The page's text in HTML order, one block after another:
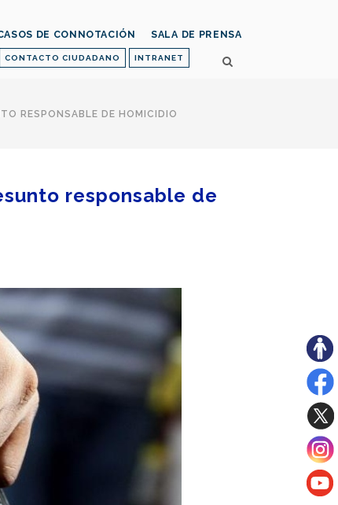
CONTACTO CIUDADANO INTRANET
DE CONNOTACIÓN SALA DE PRENSA
RESPONSABLE DE HOMICIDIO
responsable de